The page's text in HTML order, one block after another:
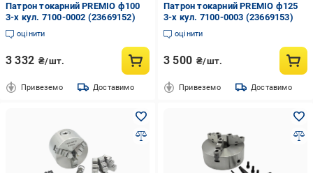
Патрон токарний PREMIO ф100
3-х кул. 7100-0002 (23669152)
оцінити
3 332 ₴/шт.
Привеземо Доставимо
Патрон токарний PREMIO ф125
3-х кул. 7100-0003 (23669153)
оцінити
3 500 ₴/шт.
Привеземо Доставимо